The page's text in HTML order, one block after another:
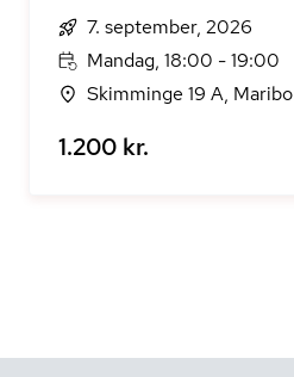
7. september, 2026
Mandag, 18:00 - 19:00
Skimminge 19 A, Maribo
1.200 kr.